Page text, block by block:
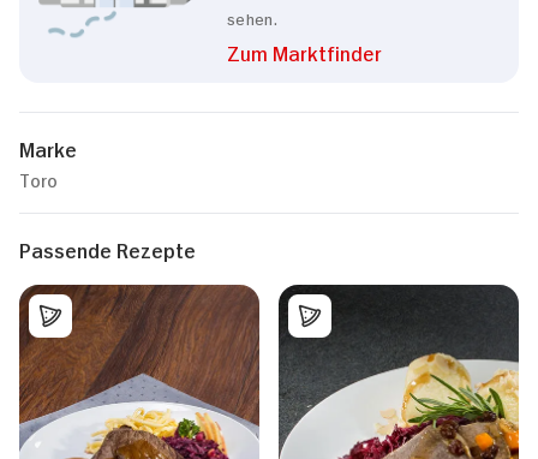
sehen.
Zum Marktfinder
Marke
Toro
Passende Rezepte